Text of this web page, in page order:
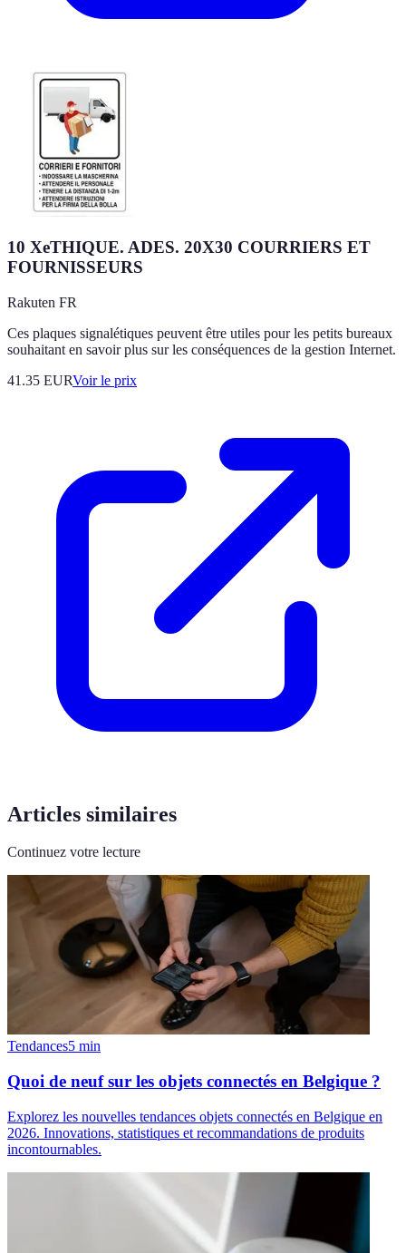
10 XeTHIQUE. ADES. 20X30 COURRIERS ET
FOURNISSEURS
Rakuten FR
Ces plaques signalétiques peuvent être utiles pour les petits bureaux
souhaitant en savoir plus sur les conséquences de la gestion Internet.
41.35 EURVoir le prix
Articles similaires
Continuez votre lecture
Tendances5 min
Quoi de neuf sur les objets connectés en Belgique ?
Explorez les nouvelles tendances objets connectés en Belgique en
2026. Innovations, statistiques et recommandations de produits
incontournables.